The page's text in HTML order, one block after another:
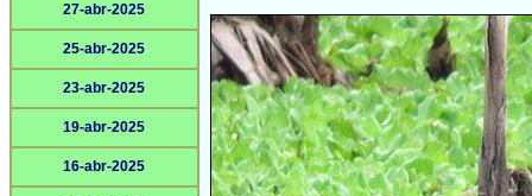
27-abr-2025
25-abr-2025
23-abr-2025
19-abr-2025
16-abr-2025